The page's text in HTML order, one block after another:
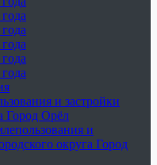
и застройки
Город Орёл
и
округа Город